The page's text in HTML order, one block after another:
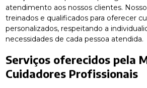
atendimento aos nossos clientes.
treinados e qualificados para oferecer
personalizados, respeitando a
necessidades de cada pessoa atendida.
Serviços oferecidos pela
Cuidadores Profissionais